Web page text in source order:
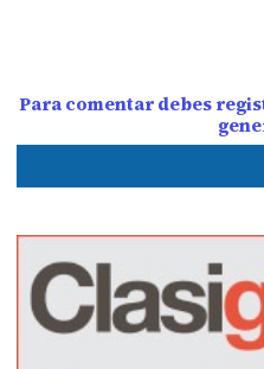
Para comentar debes